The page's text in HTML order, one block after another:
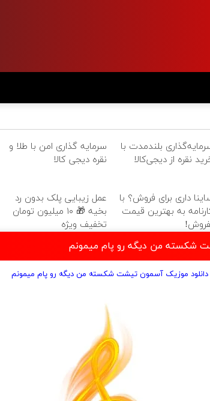
بلندمدت با
نقره از دیجی‌کالا
سرمایه گذاری امن با طلا و
نقره دیجی کالا
داری برای فروش؟ با
به بهترین قیمت
عمل زیبایی پلک بدون رد
بخیه 🎁 ۱۰ میلیون تومان
تخفیف ویژه
شکسته من دیگه رو پام میمونم
دانلود موزیک آسمون تیشت شکسته من دیگه رو پام میمونم